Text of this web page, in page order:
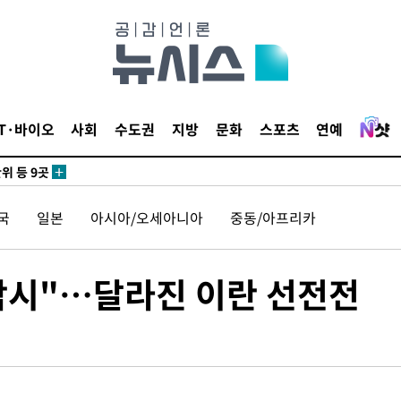
바이오 사회 수도권 지방 문화 스포츠 연예
수수색
일본 아시아/오세아니아 중동/아프리카
"…달라진 이란 선전전